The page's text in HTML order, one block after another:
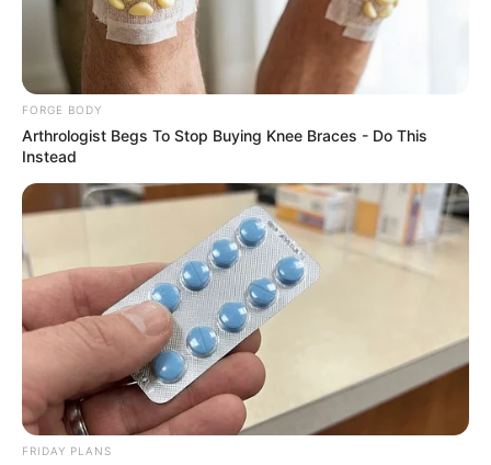
ด้านสุขภาพ
ท่านที่เกิดปีขาลปีนี้ อวัยวะที่ควรใส่ใจเป็นพิเศษ ก็คือ ตับ
และถุงน้ำดี ให้หลีกเลี่ยงเครื่องดื่มทีมีแอลกอฮอล์ และ
อาหารที่มีไขมันสูง แนะนำให้ทานยาบำรุงตับอย่างต่อเนื่อง
ด้านความรัก
ในปีนีให้ระมัดระวังปากเสียงกับคู่ครอง เพราะพลังประจำปี
เข้ามาปะทะอย่างรุนแรง ก็จะกระตุ้นให้เกิดการทะเลาะ
เบาะแว้งกันอย่างหนัก อาจเป็นเหตุให้เลิกรากันได้ เดือนที่
ต้องระวังการหมางเมิน คือ เดือนกุมภาพันธ์ มีนาคม
กรกฎาคม และสิงหาคม
คำแนะนำ สำหรับท่านที่เกิดปีขาล
FORGE BODY
Arthrologist Begs To Stop Buying Knee Braces - Do This
Instead
FRIDAY PLANS